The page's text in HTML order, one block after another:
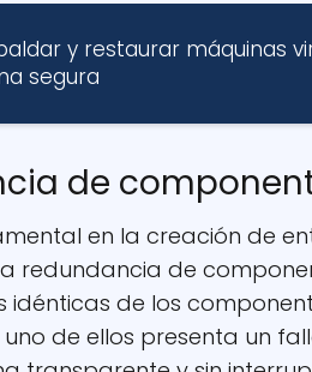
y restaurar máquinas
segura
de
en la creación de
redundancia de
de los
de ellos presenta un